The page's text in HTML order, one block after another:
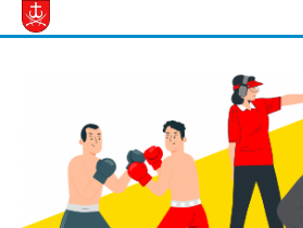
Skip
to